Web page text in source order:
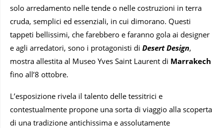
solo arredamento nelle tende o nelle costruzioni in terra
cruda, semplici ed essenziali, in cui dimorano. Questi
tappeti bellissimi, che farebbero e faranno gola ai designer
e agli arredatori, sono i protagonisti di Desert Design,
mostra allestita al Museo Yves Saint Laurent di Marrakech
fino all’8 ottobre.
L’esposizione rivela il talento delle tessitrici e
contestualmente propone una sorta di viaggio alla scoperta
di una tradizione antichissima e assolutamente